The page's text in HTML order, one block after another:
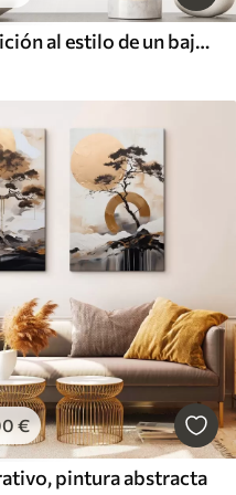
Una composición al estilo de un bajorrelieve arquitectónico moderno
€
pintura abstracta